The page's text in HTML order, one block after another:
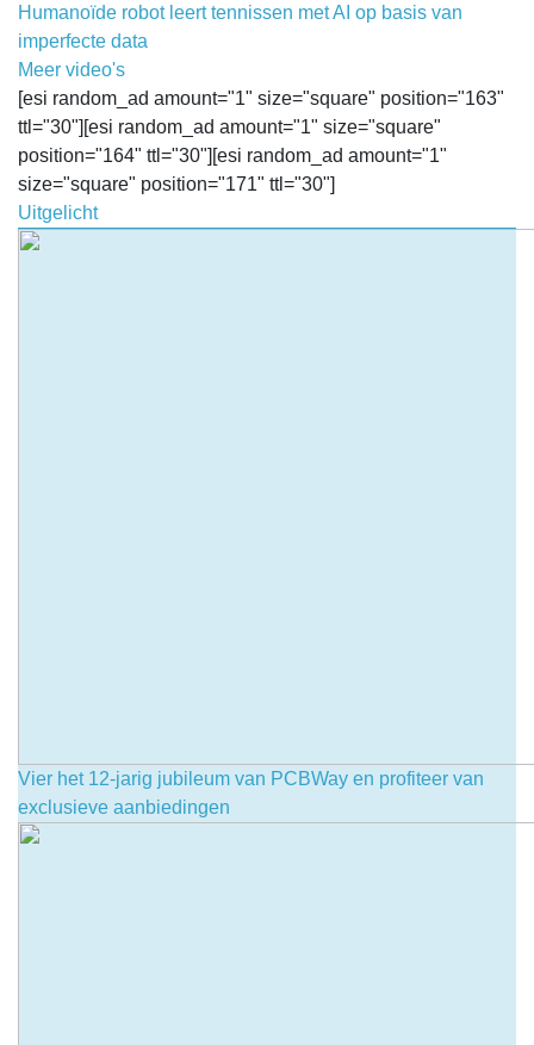
Humanoïde robot leert tennissen met AI op basis van
imperfecte data
Meer video's
[esi random_ad amount="1" size="square" position="163"
ttl="30"][esi random_ad amount="1" size="square"
position="164" ttl="30"][esi random_ad amount="1"
size="square" position="171" ttl="30"]
Uitgelicht
Vier het 12-jarig jubileum van PCBWay en profiteer van
exclusieve aanbiedingen